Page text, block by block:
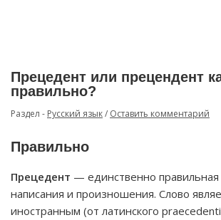
Прецедент или прецендент
правильно?
Раздел - Русский язык/ Оставить комментарий
Правильно
Прецедент — единственно
написания и произношения. Слово
иностранным (от латинского